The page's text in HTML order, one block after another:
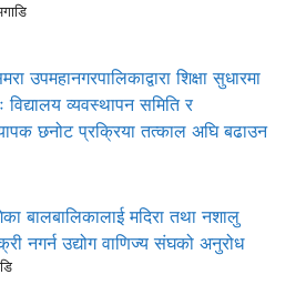
उपमहानगरपालिकाद्वारा शिक्षा सुधारमा
व्यवस्थापन समिति र
छनोट प्रक्रिया तत्काल अघि बढाउन
बालबालिकालाई मदिरा तथा नशालु
नगर्न उद्योग वाणिज्य संघको अनुरोध